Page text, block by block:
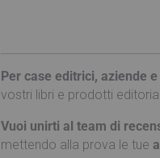
Per case editrici, aziende
vostri libri e prodotti
Vuoi unirti al team di
mettendo alla prova le tue